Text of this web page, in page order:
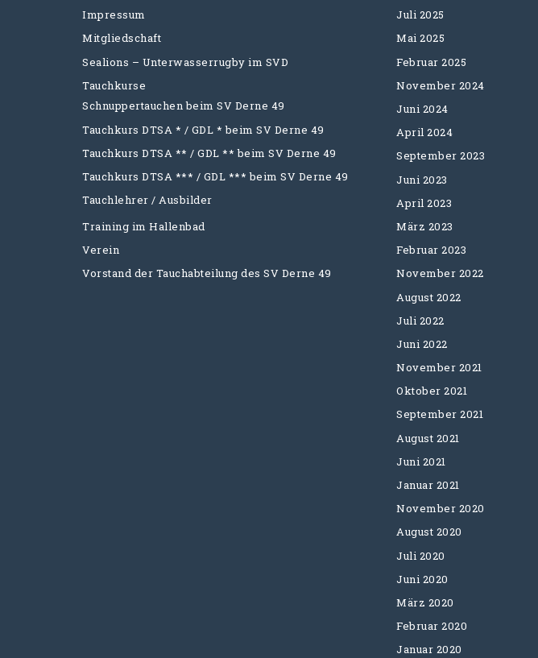
Impressum
Mitgliedschaft
Sealions – Unterwasserrugby im SVD
Tauchkurse
Schnuppertauchen beim SV Derne 49
Tauchkurs DTSA * / GDL * beim SV Derne 49
Tauchkurs DTSA ** / GDL ** beim SV Derne 49
Tauchkurs DTSA *** / GDL *** beim SV Derne 49
Tauchlehrer / Ausbilder
Training im Hallenbad
Verein
Vorstand der Tauchabteilung des SV Derne 49
Juli 2025
Mai 2025
Februar 2025
November 2024
Juni 2024
April 2024
September 2023
Juni 2023
April 2023
März 2023
Februar 2023
November 2022
August 2022
Juli 2022
Juni 2022
November 2021
Oktober 2021
September 2021
August 2021
Juni 2021
Januar 2021
November 2020
August 2020
Juli 2020
Juni 2020
März 2020
Februar 2020
Januar 2020